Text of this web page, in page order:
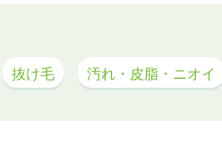
抜け毛 汚れ・皮脂・ニオイ